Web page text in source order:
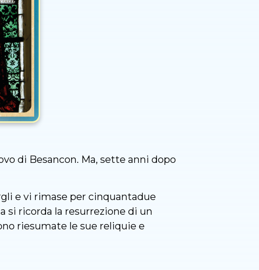
di Besancon. Ma, sette anni dopo
e vi rimase per cinquantadue
si ricorda la resurrezione di un
riesumate le sue reliquie e